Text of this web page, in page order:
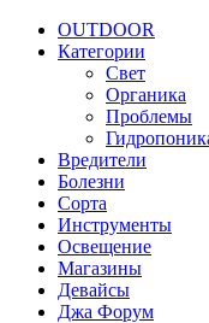
OUTDOOR
Категории
Свет
Органика
Проблемы
Вредители
Болезни
Сорта
Инструменты
Освещение
Магазины
Девайсы
Джа Форум